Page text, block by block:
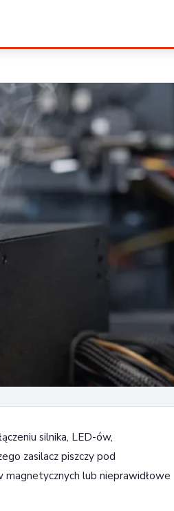
silnika, LED-ów,
zasilacz piszczy pod
magnetycznych lub nieprawidłowe